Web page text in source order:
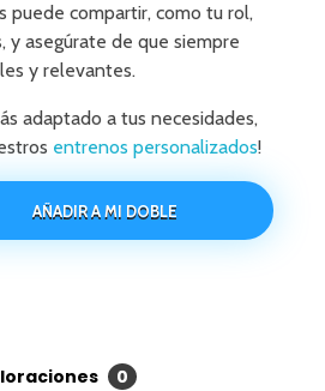
puede compartir, como tu rol,
y asegúrate de que siempre
y relevantes.
adaptado a tus necesidades,
entrenos personalizados!
AÑADIR A MI DOBLE
0